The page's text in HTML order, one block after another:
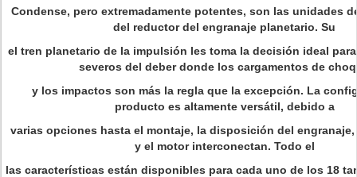
Condense, pero extremadamente potentes, son las unidades
del reductor del engranaje planetario. Su
el tren planetario de la impulsión les toma la decisión ideal
severos del deber donde los cargamentos de
y los impactos son más la regla que la excepción. La
producto es altamente versátil, debido a
varias opciones hasta el montaje, la disposición del engranaje,
y el motor interconectan. Todo el
las características están disponibles para cada uno de los 18